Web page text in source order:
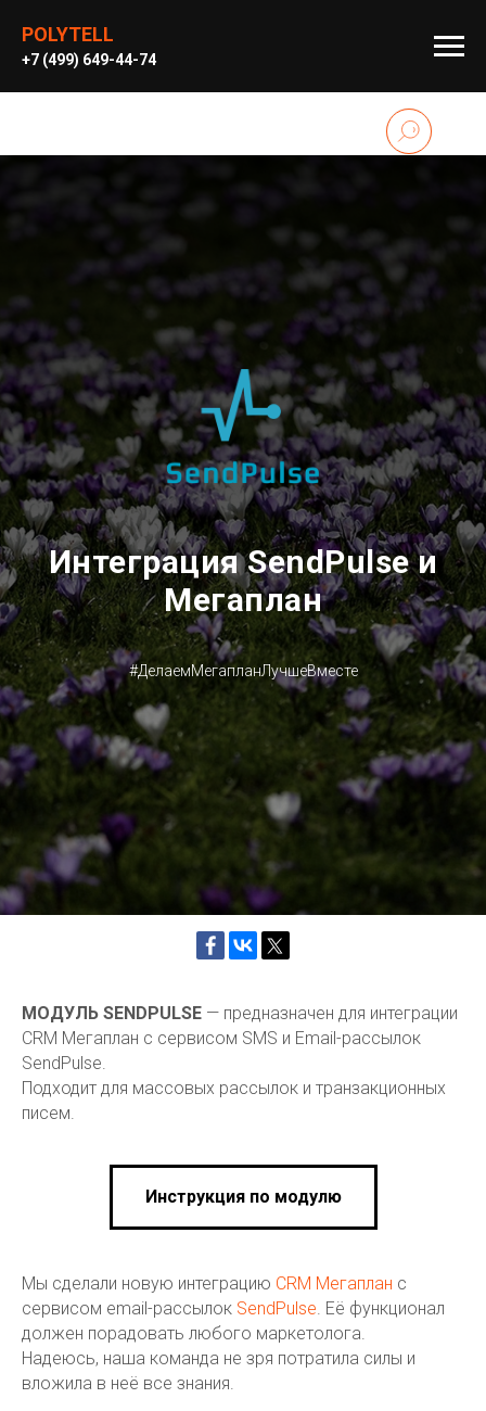
POLYTELL
+7 (499) 649-44-74
Интеграция SendPulse и
Мегаплан
#ДелаемМегапланЛучшеВместе
МОДУЛЬ SENDPULSE — предназначен для интеграции
CRM Мегаплан с сервисом SMS и Email-рассылок
SendPulse.
Подходит для массовых рассылок и транзакционных
писем.
Инструкция по модулю
Мы сделали новую интеграцию CRM Мегаплан с
сервисом email-рассылок SendPulse . Её функционал
должен порадовать любого маркетолога.
Надеюсь, наша команда не зря потратила силы и
вложила в неё все знания.